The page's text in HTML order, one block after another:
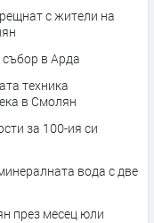
с жители на
събор в Арда
техника
в Смолян
за 100-ия си
вода с две
през месец юли